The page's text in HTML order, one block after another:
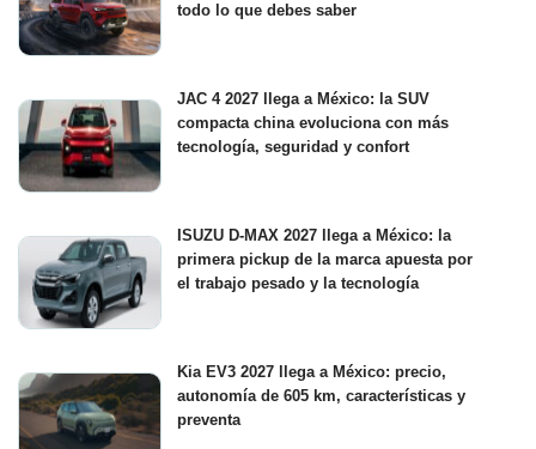
todo lo que debes saber
JAC 4 2027 llega a México: la SUV
compacta china evoluciona con más
tecnología, seguridad y confort
ISUZU D-MAX 2027 llega a México: la
primera pickup de la marca apuesta por
el trabajo pesado y la tecnología
Kia EV3 2027 llega a México: precio,
autonomía de 605 km, características y
preventa